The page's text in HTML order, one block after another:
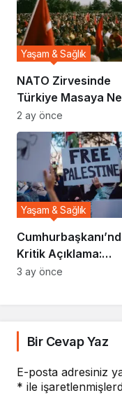
NATO Zirvesinde
Türkiye Masaya Ne
Taşıdı?
Yaşam & Sağlık
2 ay önce
Kritik Açıklama:
Gündem Sarsıldı
Yaşam & Sağlık
3 ay önce
Bir Cevap Yaz
E-posta adresiniz
* ile